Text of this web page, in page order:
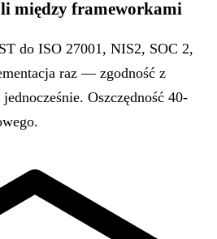
między frameworkami
do ISO 27001, NIS2, SOC 2,
raz — zgodność z
Oszczędność 40-